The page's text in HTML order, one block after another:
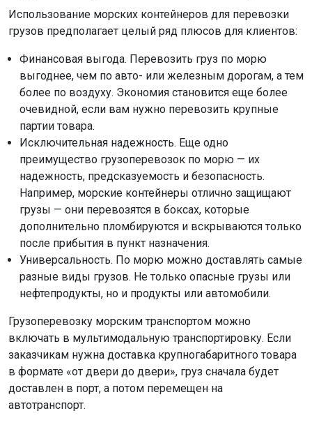
Использование морских контейнеров для перевозки
грузов предполагает целый ряд плюсов для клиентов:
Финансовая выгода. Перевозить груз по морю
выгоднее, чем по авто- или железным дорогам, а тем
более по воздуху. Экономия становится еще более
очевидной, если вам нужно перевозить крупные
партии товара.
Исключительная надежность. Еще одно
преимущество грузоперевозок по морю — их
надежность, предсказуемость и безопасность.
Например, морские контейнеры отлично защищают
грузы — они перевозятся в боксах, которые
дополнительно пломбируются и вскрываются только
после прибытия в пункт назначения.
Универсальность. По морю можно доставлять самые
разные виды грузов. Не только опасные грузы или
нефтепродукты, но и продукты или автомобили.
Грузоперевозку морским транспортом можно
включать в мультимодальную транспортировку. Если
заказчикам нужна доставка крупногабаритного товара
в формате «от двери до двери», груз сначала будет
доставлен в порт, а потом перемещен на
автотранспорт.